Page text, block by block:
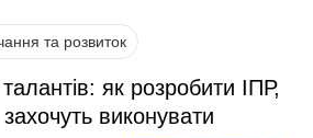
та розвиток
як розробити ІПР,
захочуть виконувати